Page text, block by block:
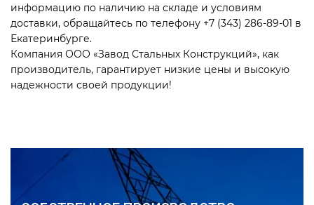
информацию по наличию на складе и условиям
доставки, обращайтесь по телефону +7 (343) 286-89-01 в
Екатеринбурге.
Компания ООО «Завод Стальных Конструкций», как
производитель, гарантирует низкие цены и высокую
надежности своей продукции!